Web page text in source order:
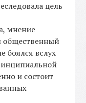
цель
мнение
общественный
боялся вслух
и состоит